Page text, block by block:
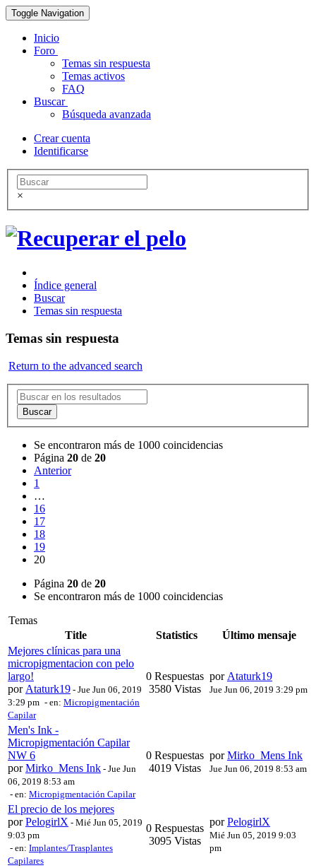
Toggle Navigation
Inicio
Foro
Temas sin respuesta
Temas activos
FAQ
Buscar
Búsqueda avanzada
Crear cuenta
Identificarse
×
Índice general
Buscar
Temas sin respuesta
Temas sin respuesta
Return to the advanced search
Buscar
Se encontraron más de 1000 coincidencias
Página 20 de 20
Anterior
1
…
16
17
18
19
20
Página 20 de 20
Se encontraron más de 1000 coincidencias
Temas
Title
Statistics
Último mensaje
Mejores clínicas para una
micropigmentacion con pelo
largo!
por Ataturk19 - Jue Jun 06, 2019
3:29 pm - en: Micropigmentación
Capilar
0 Respuestas
3580 Vistas
por Ataturk19
Jue Jun 06, 2019 3:29 pm
Men's Ink -
Micropigmentación Capilar
NW 6
porMirko_Mens Ink - Jue Jun
06, 2019 8:53 am
- en: Micropigmentación Capilar
0 Respuestas
4019 Vistas
porMirko_Mens Ink
Jue Jun 06, 2019 8:53 am
El precio de los mejores
porPelogirlX - Mié Jun 05, 2019
9:03 pm
- en: Implantes/Trasplantes
Capilares
0 Respuestas
3095 Vistas
porPelogirlX
Mié Jun 05, 2019 9:03
pm